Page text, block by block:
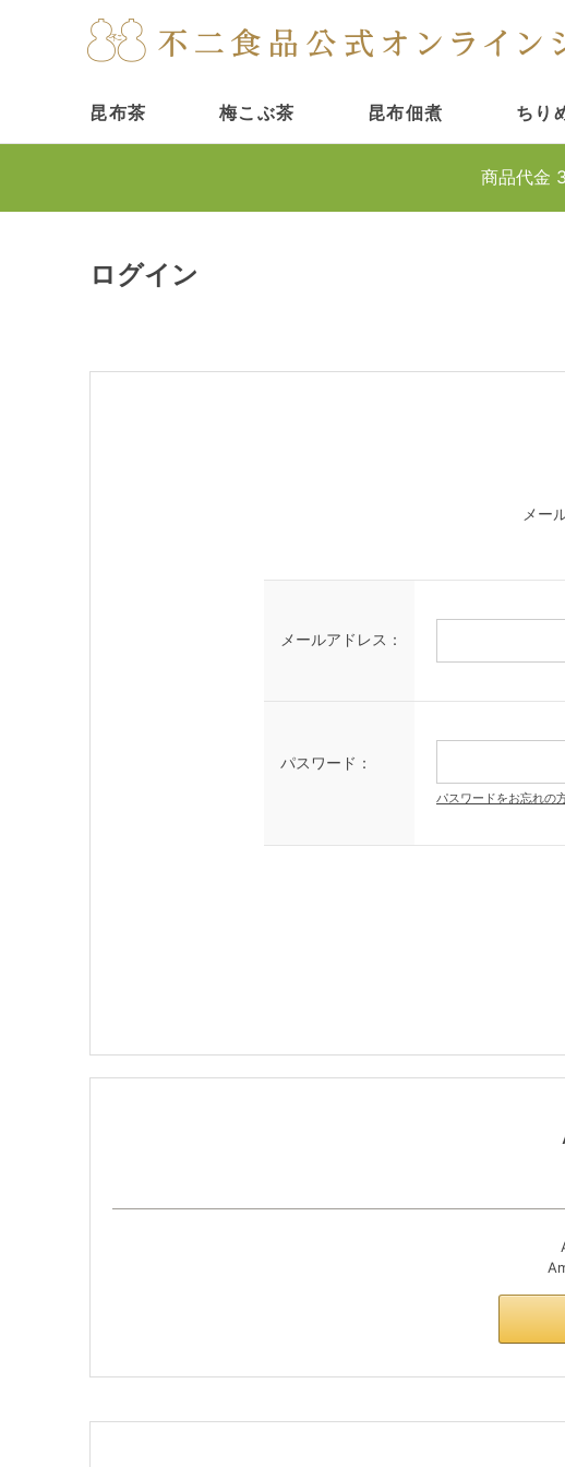
昆布茶 梅こぶ茶 昆布佃煮 ちり
商品代金
ログイン
メー
メールアドレス：
パスワード：
パスワードをお忘れの